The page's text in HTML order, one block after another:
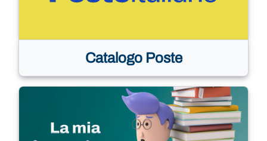
Catalogo Poste